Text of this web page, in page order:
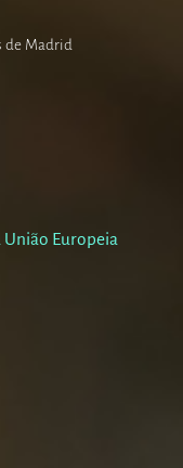
de Madrid
Europeia